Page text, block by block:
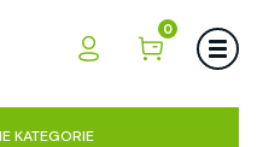
0
KATEGORIE